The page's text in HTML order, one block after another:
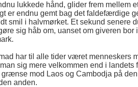
lukkede hånd, glider frem mellem
er endnu gemt bag det faldefærdige
smil i halvmørket. Et sekund senere
sig håb om, uanset om giveren
har til alle tider været menneskers
sig mere velkommen end i
mod Laos og Cambodja på
anden.